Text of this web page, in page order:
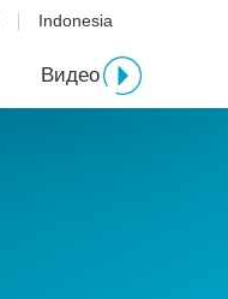
Indonesia
Видео